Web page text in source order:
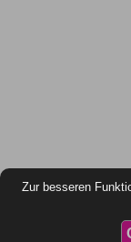
Zur besseren